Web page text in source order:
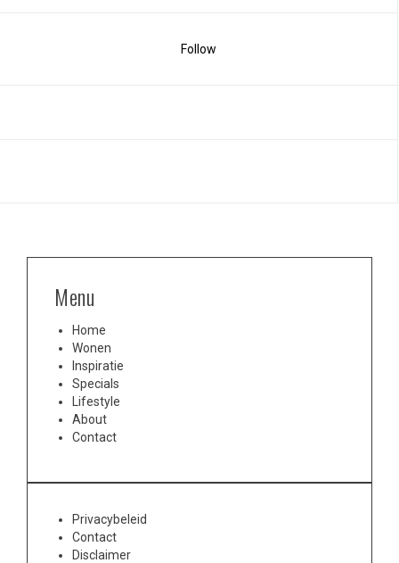
Follow
Menu
Home
Wonen
Inspiratie
Specials
Lifestyle
About
Contact
Privacybeleid
Contact
Disclaimer